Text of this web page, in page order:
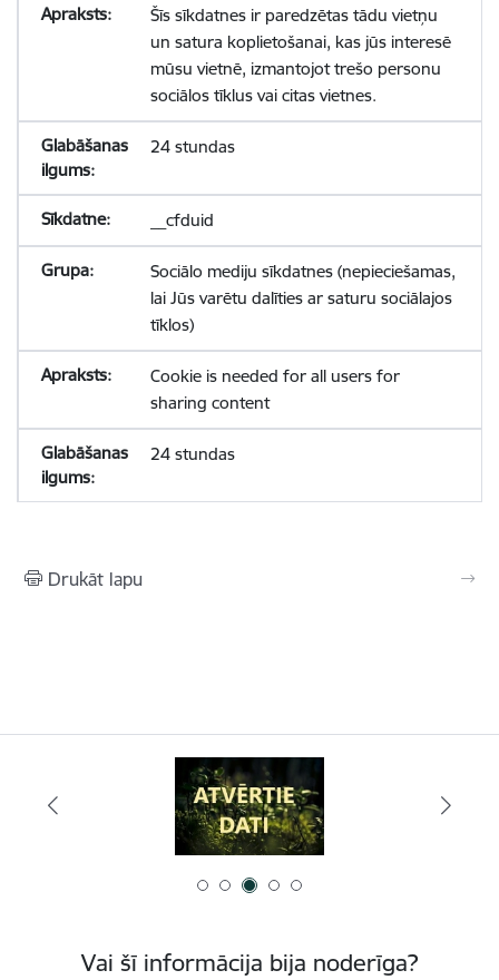
Šīs sīkdatnes ir paredzētas tādu vietņu
un satura koplietošanai, kas jūs interesē
mūsu vietnē, izmantojot trešo personu
sociālos tīklus vai citas vietnes.
24 stundas
__cfduid
Sociālo mediju sīkdatnes (nepieciešamas,
lai Jūs varētu dalīties ar saturu sociālajos
tīklos)
Cookie is needed for all users for
sharing content
24 stundas
Drukāt lapu
Vai šī informācija bija noderīga?